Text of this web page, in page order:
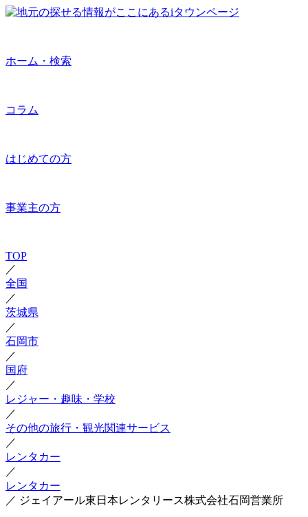
ホーム・検索
コラム
はじめての方
事業主の方
TOP
／
全国
／
茨城県
／
石岡市
／
国府
／
レジャー・趣味・学校
／
その他の旅行・観光関連サービス
／
レンタカー
／
レンタカー
／ ジェイアール東日本レンタリース株式会社石岡営業所